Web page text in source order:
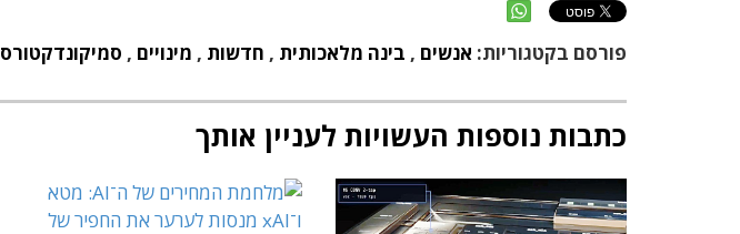
פורסם בקטגוריות: אנשים , בינה מלאכותית , חדשות , מינויים , סמיקונדקטורס
כתבות נוספות העשויות לעניין אותך